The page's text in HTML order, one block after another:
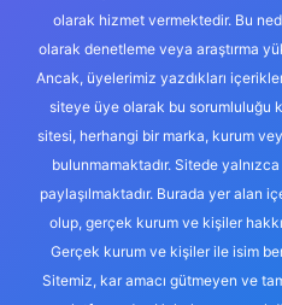
olarak hizmet vermektedir. Bu
olarak denetleme veya araştırma
Ancak, üyelerimiz yazdıkları
siteye üye olarak bu sorumluluğu
sitesi, herhangi bir marka, kurum
bulunmamaktadır. Sitede
paylaşılmaktadır. Burada yer alan
olup, gerçek kurum ve kişiler
Gerçek kurum ve kişiler ile isim
Sitemiz, kar amacı gütmeyen ve